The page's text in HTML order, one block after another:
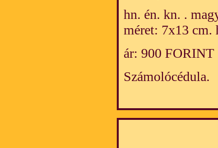
hn. én. kn. .
méret: 7x13 cm.
ár: 900 FORINT
Számolócédula.